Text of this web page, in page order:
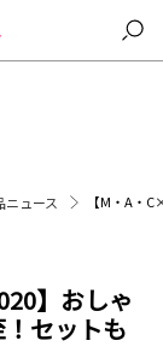
ニュース 【M・A・
】おしゃ
セットも